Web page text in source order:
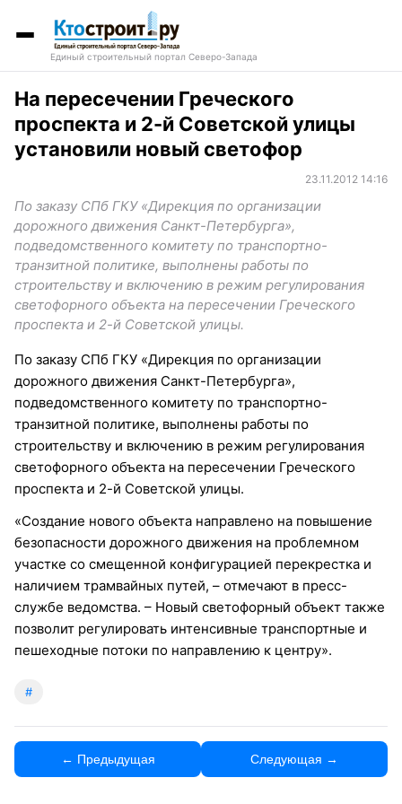
Единый строительный портал Северо-Запада
На пересечении Греческого
проспекта и 2-й Советской улицы
установили новый светофор
23.11.2012 14:16
По заказу СПб ГКУ «Дирекция по организации
дорожного движения Санкт-Петербурга»,
подведомственного комитету по транспортно-
транзитной политике, выполнены работы по
строительству и включению в режим регулирования
светофорного объекта на пересечении Греческого
проспекта и 2-й Советской улицы.
По заказу СПб ГКУ «Дирекция по организации
дорожного движения Санкт-Петербурга»,
подведомственного комитету по транспортно-
транзитной политике, выполнены работы по
строительству и включению в режим регулирования
светофорного объекта на пересечении Греческого
проспекта и 2-й Советской улицы.
«Создание нового объекта направлено на повышение
безопасности дорожного движения на проблемном
участке со смещенной конфигурацией перекрестка и
наличием трамвайных путей, – отмечают в пресс-
службе ведомства. – Новый светофорный объект также
позволит регулировать интенсивные транспортные и
пешеходные потоки по направлению к центру».
#
← Предыдущая Следующая →